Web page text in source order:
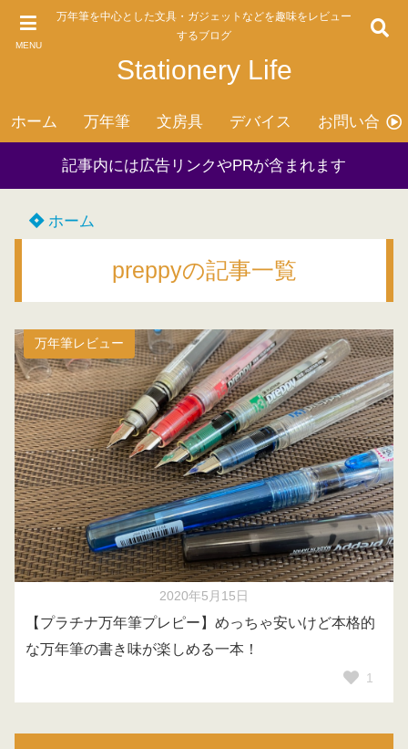
MENU
万年筆を中心とした文具・ガジェットなどを趣味をレビュー
するブログ
Stationery Life
ホーム 万年筆 文房具 デバイス お問い合わ
記事内には広告リンクやPRが含まれます
ホーム
preppyの記事一覧
万年筆レビュー
2020年5月15日
【プラチナ万年筆プレピー】めっちゃ安いけど本格的
な万年筆の書き味が楽しめる一本！
1